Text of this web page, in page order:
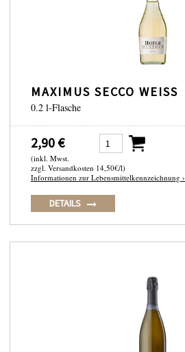
MAXIMUS SECCO WEISS
0.2 l-Flasche
2,90 €
(inkl. Mwst.
zzgl. Versandkosten 14,50€/l)
Informationen zur Lebensmittelkennzeichnung ›
DETAILS